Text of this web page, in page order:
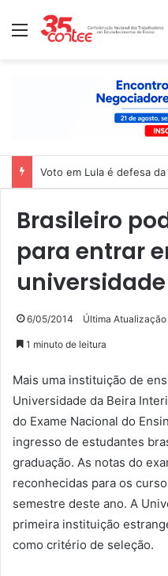
Menu
Voto em Lula é defesa
Brasileiro
para entrar
6/05/2014 Última
1 minuto de leitura
Mais uma instituição de
Universidade da Beira
do Exame Nacional do
ingresso de estudantes
graduação. As notas do
reconhecidas para os
semestre deste ano. A
primeira instituição
como critério de seleção.